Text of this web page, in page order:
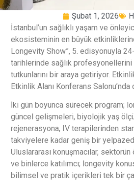
Şubat 1, 2026
İstanbul’un sağlıklı yaşam ve
ekosisteminin en büyük
Longevity Show”, 5. edisyonuyla
tarihlerinde sağlık profesyonellerini
tutkunlarını bir araya getiriyor.
Etkinlik Alanı Konferans Salonu’nda
İki gün boyunca sürecek program;
güncel gelişmeleri, biyolojik yaş
rejenerasyona, IV terapilerinden
takviyelere kadar geniş bir
Uluslararası konuşmacılar,
ve binlerce katılımcı; longevity
bilimsel ve pratik içerikleri tek bir